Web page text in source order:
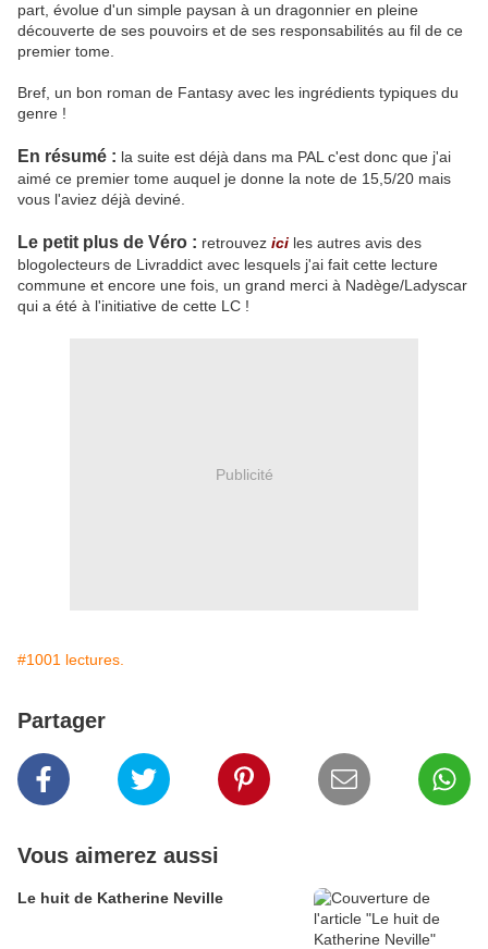
part, évolue d'un simple paysan à un dragonnier en pleine
découverte de ses pouvoirs et de ses responsabilités au fil de ce
premier tome.
Bref, un bon roman de Fantasy avec les ingrédients typiques du
genre !
En résumé : la suite est déjà dans ma PAL c'est donc que j'ai
aimé ce premier tome auquel je donne la note de 15,5/20 mais
vous l'aviez déjà deviné.
Le petit plus de Véro : retrouvez ici les autres avis des
blogolecteurs de Livraddict avec lesquels j'ai fait cette lecture
commune et encore une fois, un grand merci à Nadège/Ladyscar
qui a été à l'initiative de cette LC !
Publicité
#1001 lectures.
Partager
Vous aimerez aussi
Le huit de Katherine Neville